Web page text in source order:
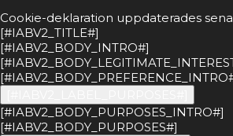
Cookie-deklaration uppdaterades
[#IABV2_TITLE#]
[#IABV2_BODY_INTRO#]
[#IABV2_BODY_PURPOSES_INTRO#]
[#IABV2_BODY_PURPOSES#]